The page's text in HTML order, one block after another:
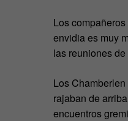
Los
envidia es muy
las reuniones
Los
rajaban de
encuentros